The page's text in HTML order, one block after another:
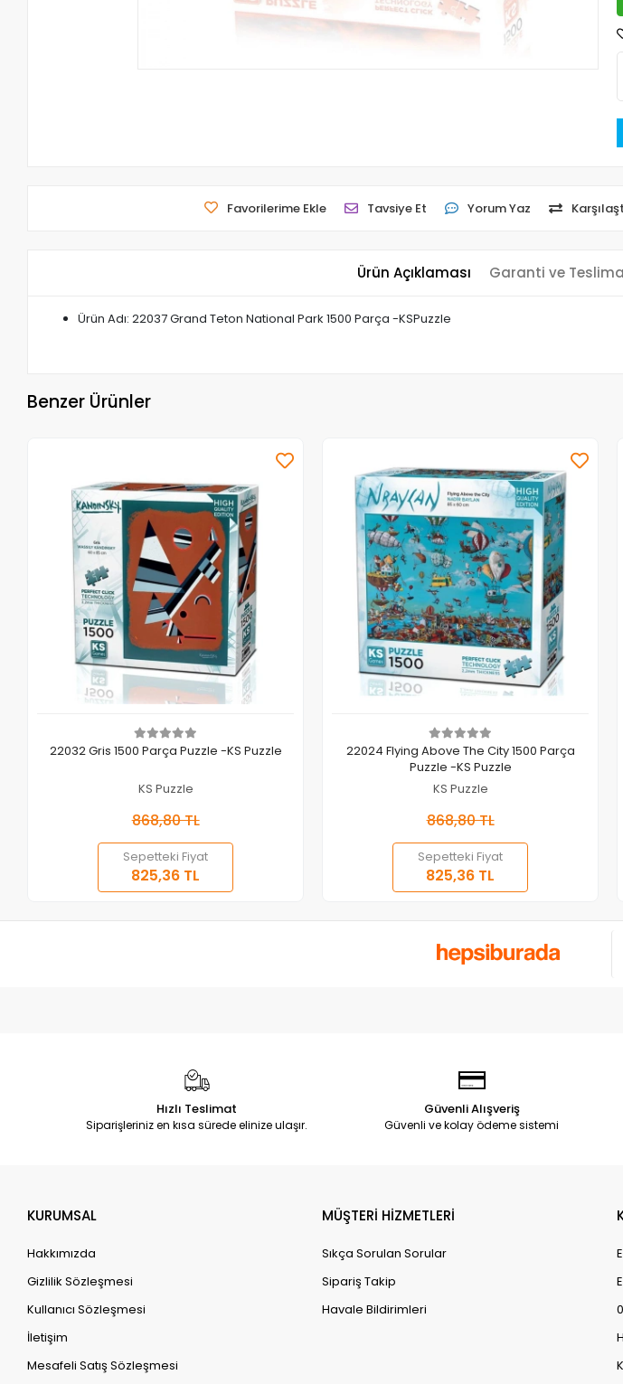
Favorilerime Ekle Tavsiye Et Yorum Yaz
Ürün Açıklaması Garanti ve
Ürün Adı: 22037 Grand Teton National Park 1500 Parça -KSPuzzle
Benzer Ürünler
Sepete Ekle
22032 Gris 1500 Parça Puzzle -KS Puzzle
KS Puzzle
868,80 TL
Sepetteki Fiyat
825,36 TL
Sepete Ekle
22024 Flying Above The City 1500 Parça
Puzzle -KS Puzzle
KS Puzzle
868,80 TL
Sepetteki Fiyat
825,36 TL
Hızlı Teslimat
Siparişleriniz en kısa sürede elinize ulaşır.
Güvenli Alışveriş
Güvenli ve kolay ödeme sistemi
KURUMSAL
Hakkımızda
Gizlilik Sözleşmesi
Kullanıcı Sözleşmesi
İletişim
Mesafeli Satış Sözleşmesi
MÜŞTERİ HİZMETLERİ
Sıkça Sorulan Sorular
Sipariş Takip
Havale Bildirimleri